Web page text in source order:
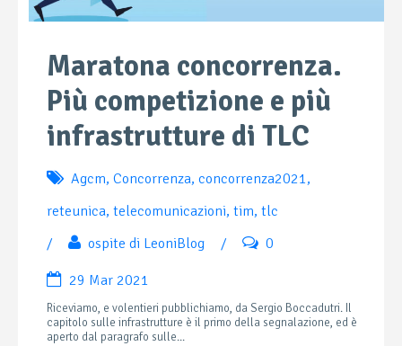
Maratona concorrenza.
Più competizione e più
infrastrutture di TLC
Agcm, Concorrenza, concorrenza2021,
reteunica, telecomunicazioni, tim, tlc
/
ospite di LeoniBlog / 0
29 Mar 2021
Riceviamo, e volentieri pubblichiamo, da Sergio Boccadutri. Il
capitolo sulle infrastrutture è il primo della segnalazione, ed è
aperto dal paragrafo sulle...